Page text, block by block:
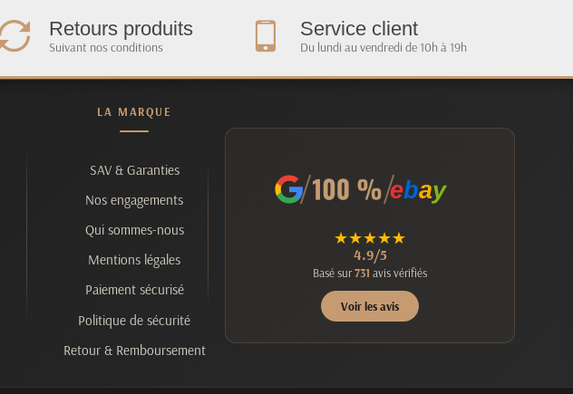
Retours produits
Suivant nos conditions
Service client
Du lundi au vendredi de 10h à 19h
LA MARQUE
SAV & Garanties
Nos engagements
Qui sommes-nous
Mentions légales
Paiement sécurisé
Politique de sécurité
Retour & Remboursement
ebay
★★★★★
4.9/5
Basé sur731 avis vérifiés
Voir les avis